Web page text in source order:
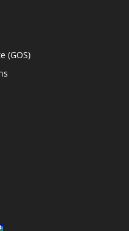
(GOS)